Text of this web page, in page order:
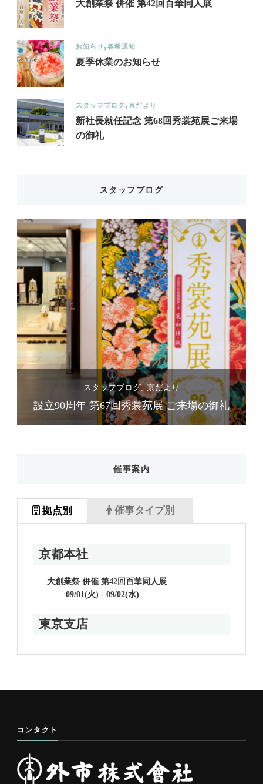
大創業祭 併催 第42回百華同人展
お知らせ 各種通知
夏季休業のお知らせ
スタッフブログ 京だより
新社長就任記念 第68回秀裳苑展ご来場
の御礼
スタッフブログ
スタッフブログ 京だより
設立90周年 第67回秀裳苑展 ご来場の御礼
催事案内
拠点別
京都本社
大創業祭 併催 第42回百華同人展
09/01(火) - 09/02(水)
東京支店
催事タイプ別
コンタクト